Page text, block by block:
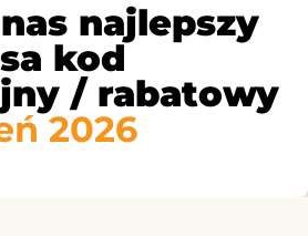
najlepszy
kod
/ rabatowy
2026